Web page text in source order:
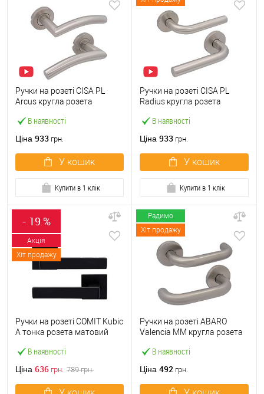
В наявності
Ручки на розеті CISA PL
Arcus кругла розета
Ціна 933 грн.
У кошик
Купити в 1 клік
В наявності
Ручки на розеті CISA PL
Radius кругла розета
Ціна 933 грн.
У кошик
Купити в 1 клік
- 19 %
Акція
Хіт продажу
В наявності
Ручки на розеті COMIT Kubic
A тонка розета матовий
Ціна 636 грн. 789грн.
Радимо
Хіт продажу
В наявності
Ручки на розеті ABARO
Valencia MM кругла розета
Ціна 492 грн.